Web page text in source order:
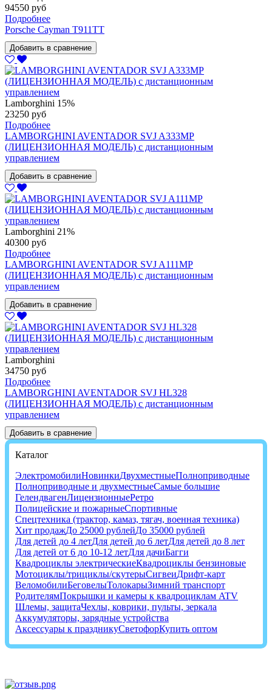
94550 руб
Подробнее
Porsche Cayman T911TT
Добавить в сравнение
Lamborghini 15%
23250 руб
Подробнее
LAMBORGHINI AVENTADOR SVJ A333MP
(ЛИЦЕНЗИОННАЯ МОДЕЛЬ) с дистанционным
управлением
Добавить в сравнение
Lamborghini 21%
40300 руб
Подробнее
LAMBORGHINI AVENTADOR SVJ A111MP
(ЛИЦЕНЗИОННАЯ МОДЕЛЬ) с дистанционным
управлением
Добавить в сравнение
Lamborghini
34750 руб
Подробнее
LAMBORGHINI AVENTADOR SVJ HL328
(ЛИЦЕНЗИОННАЯ МОДЕЛЬ) с дистанционным
управлением
Добавить в сравнение
Каталог
ЭлектромобилиНовинкиДвухместныеПолноприводные
Полноприводные и двухместныеСамые большие
ГелендвагенЛицензионныеРетро
Полицейские и пожарныеСпортивные
Спецтехника (трактор, камаз, тягач, военная техника)
Хит продажДо 25000 рублейДо 35000 рублей
Для детей до 4 летДля детей до 6 летДля детей до 8 лет
Для детей от 6 до 10-12 летДля дачиБагги
Квадроциклы электрическиеКвадроциклы бензиновые
Мотоциклы/трициклы/скутерыСигвеиДрифт-карт
ВеломобилиБеговелыТолокарыЗимний транспорт
РодителямПокрышки и камеры к квадроциклам ATV
Шлемы, защитаЧехлы, коврики, пульты, зеркала
Аккумуляторы, зарядные устройства
Аксессуары к праздникуСветофорКупить оптом